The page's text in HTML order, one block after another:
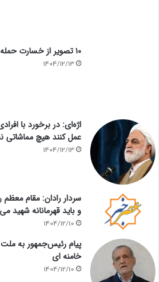
۱۰ تصویر از خسارت حمله هوایی به خیابان‌های تهران
1404/12/13
اژه‌ای: در برخورد با
عمل کنند هیچ مماشاتی
1404/12/13
سردار رادان: مقام معظم
و باید قهرمانانه شهید
1404/12/10
پیام رئیس‌جمهور به ملت
خامنه ای
1404/12/10